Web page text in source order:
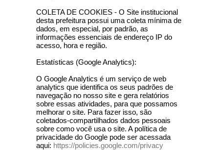
COLETA DE COOKIES - O Site institucional
desta prefeitura possui uma coleta mínima de
dados, em especial, por padrão, as
informações essenciais de endereço IP do
acesso, hora e região.
Estatísticas (Google Analytics):
O Google Analytics é um serviço de web
analytics que identifica os seus padrões de
navegação no nosso site e gera relatórios
sobre essas atividades, para que possamos
melhorar o site. Para fazer isso, são
coletados-compartilhados dados pessoais
sobre como você usa o site. A política de
privacidade do Google pode ser acessada
aqui: https://policies.google.com/privacy